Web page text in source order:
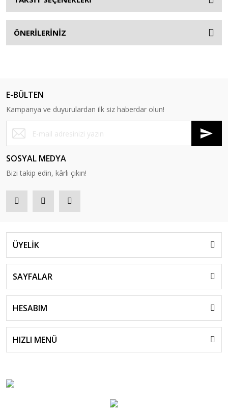
ÖNERİLERİNİZ
E-BÜLTEN
Kampanya ve duyurulardan ilk siz haberdar olun!
SOSYAL MEDYA
Bizi takip edin, kârlı çıkın!
ÜYELİK
SAYFALAR
HESABIM
HIZLI MENÜ